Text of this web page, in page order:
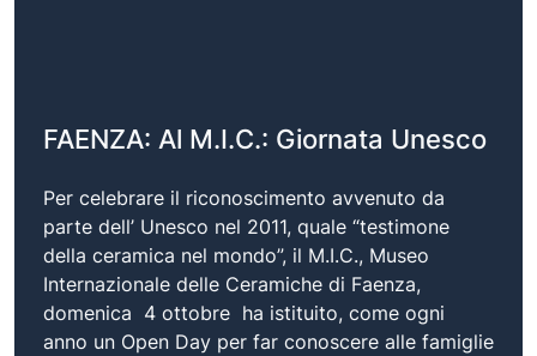
FAENZA: Al M.I.C.: Giornata Unesco
Per celebrare il riconoscimento avvenuto da
parte dell’ Unesco nel 2011, quale “testimone
della ceramica nel mondo”, il M.I.C., Museo
Internazionale delle Ceramiche di Faenza,
domenica 4 ottobre ha istituito, come ogni
anno un Open Day per far conoscere alle famiglie